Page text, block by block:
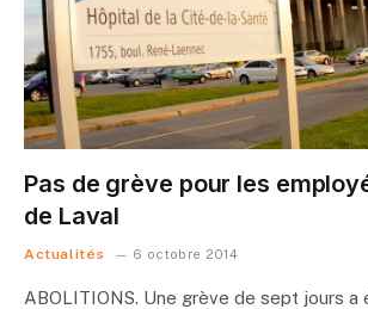
Pas de grève pour les
de Laval
Actualités 6 octobre 2014
ABOLITIONS. Une grève de sept jours a